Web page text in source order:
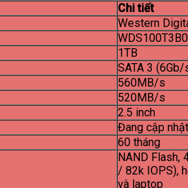
Chi tiết
Western
1TB
SATA 3 (6Gb/
560MB/s
520MB/s
2.5 inch
Đang cập nhật
60 tháng
NAND Flash,
/ 82k IOPS),
và laptop